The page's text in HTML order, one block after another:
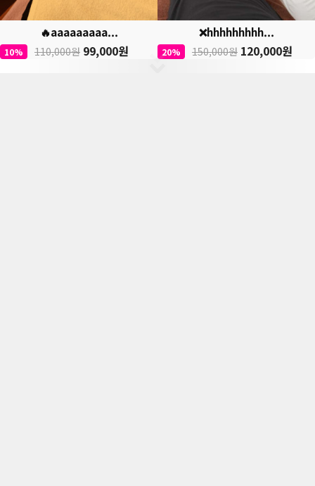
🔥aaaaaaaaa...
10% 110,000원 99,000원
❌hhhhhhhhh...
20% 150,000원 120,000원